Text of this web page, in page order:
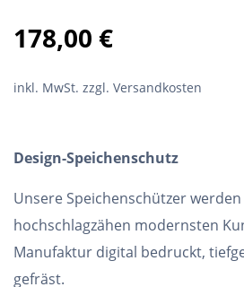
178,00 €
inkl. MwSt. zzgl. Versandkosten
Design-Speichenschutz
Unsere Speichenschützer werden
hochschlagzähen modernsten
Manufaktur digital bedruckt,
gefräst.